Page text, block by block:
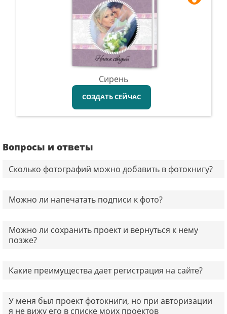
Сирень
СОЗДАТЬ СЕЙЧАС
Вопросы и ответы
Сколько фотографий можно добавить в фотокнигу?
Можно ли напечатать подписи к фото?
Можно ли сохранить проект и вернуться к нему
позже?
Какие преимущества дает регистрация на сайте?
У меня был проект фотокниги, но при авторизации
я не вижу его в списке моих проектов